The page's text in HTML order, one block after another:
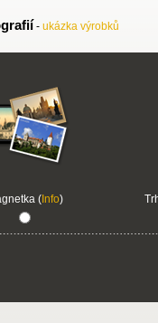
- ukázka výrobků
(Info)